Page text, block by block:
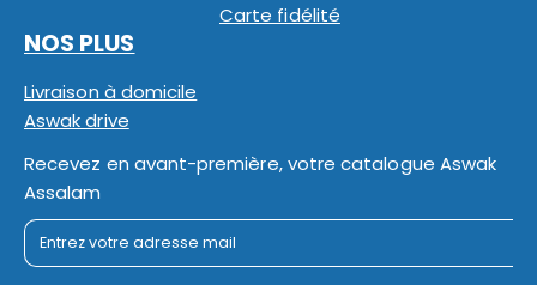
Carte fidélité
NOS PLUS
Livraison à domicile
Aswak drive
Recevez en avant-première, votre catalogue Aswak
Assalam